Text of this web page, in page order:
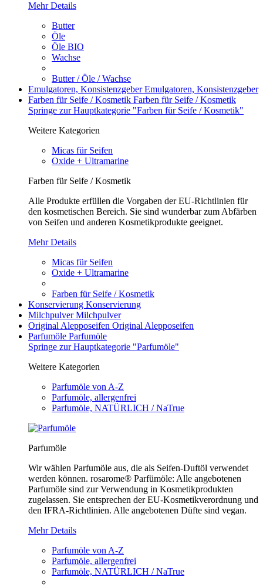
Mehr Details
Butter
Öle
Öle BIO
Wachse
Butter / Öle / Wachse
Emulgatoren, KonsistenzgeberEmulgatoren, Konsistenzgeber
Farben für Seife / Kosmetik Farben für Seife / Kosmetik
Springe zur Hauptkategorie "Farben für Seife / Kosmetik"
Weitere Kategorien
Micas für Seifen
Oxide + Ultramarine
Farben für Seife / Kosmetik
Alle Produkte erfüllen die Vorgaben der EU-Richtlinien für
den kosmetischen Bereich. Sie sind wunderbar zum Abfärben
von Seifen und anderen Kosmetikprodukte geeignet.
Mehr Details
Micas für Seifen
Oxide + Ultramarine
Farben für Seife / Kosmetik
Konservierung Konservierung
MilchpulverMilchpulver
Original Alepposeifen Original Alepposeifen
Parfumöle Parfumöle
Springe zur Hauptkategorie "Parfumöle"
Weitere Kategorien
Parfumöle von A-Z
Parfumöle, allergenfrei
Parfumöle, NATÜRLICH / NaTrue
Parfumöle
Wir wählen Parfumöle aus, die als Seifen-Duftöl verwendet
werden können. rosarome® Parfümöle: Alle angebotenen
Parfumöle sind zur Verwendung in Kosmetikprodukten
zugelassen. Sie entsprechen der EU-Kosmetikverordnung und
den IFRA-Richtlinien. Alle angebotenen Düfte sind vegan.
Mehr Details
Parfumöle von A-Z
Parfumöle, allergenfrei
Parfumöle, NATÜRLICH / NaTrue